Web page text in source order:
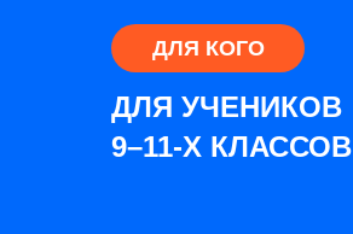
ДЛЯ УЧЕНИКОВ
9–11-Х КЛАССОВ
ДЛЯ КОГО